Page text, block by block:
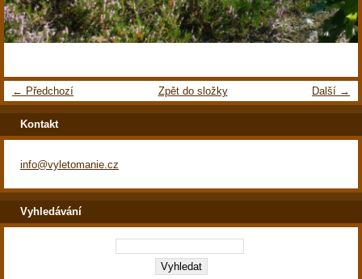
← Předchozí Další →
Zpět do složky
Kontakt
info@vyletomanie.cz
Vyhledávání